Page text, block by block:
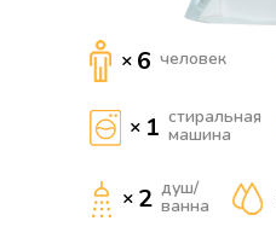
1 стиральная
машина
×
2 душ/
ванна
×
6 человек
×